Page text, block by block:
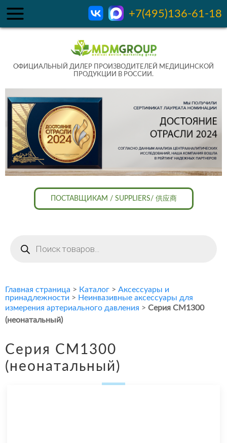
+7(495)136-61-18
ОФИЦИАЛЬНЫЙ ДИЛЕР ПРОИЗВОДИТЕЛЕЙ МЕДИЦИНСКОЙ
ПРОДУКЦИИ В РОССИИ.
ПОСТАВЩИКАМ / SUPPLIERS/ 供应商
товаров
Главная страница > Каталог > Аксессуары и
принадлежности > Неинвазивные аксессуары для
измерения артериального давления > Серия CM1300
(неонатальный)
Серия CM1300
(неонатальный)